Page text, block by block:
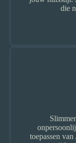
die
toepassen